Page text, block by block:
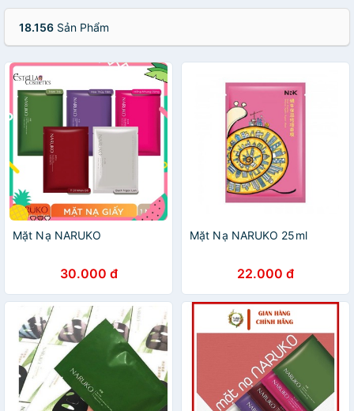
18.156 Sản Phẩm
Mặt Nạ NARUKO
30.000 đ
Mặt Nạ NARUKO 25ml
22.000 đ